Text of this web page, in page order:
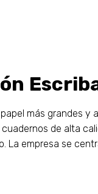
más grandes
de alta
La empresa se